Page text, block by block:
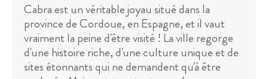
Cabra est un véritable joyau situé dans la
province de Cordoue, en Espagne, et il vaut
vraiment la peine d'être visité ! La ville regorge
d'une histoire riche, d'une culture unique et de
sites étonnants qui ne demandent qu'à être